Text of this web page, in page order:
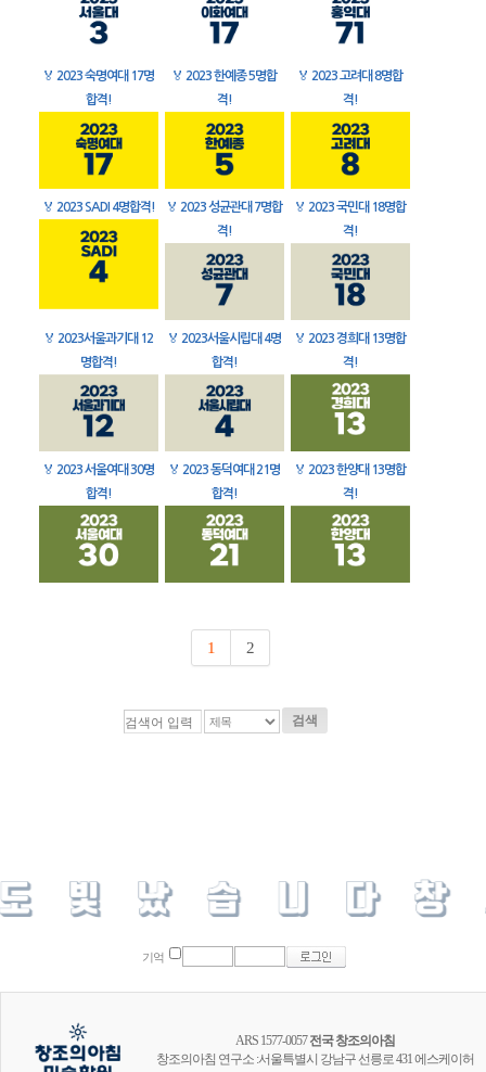
🏅 2023 숙명여대 17명
합격!
🏅 2023 한예종 5명합
격!
🏅 2023 고려대 8명합
격!
🏅 2023 SADI 4명합격! 🏅 2023 성균관대 7명합
격!
🏅 2023 국민대 18명합
격!
🏅 2023서울과기대 12
명합격!
🏅 2023서울시립대 4명
합격!
🏅 2023 경희대 13명합
격!
🏅 2023 서울여대 30명
합격!
🏅 2023 동덕여대 21명
합격!
🏅 2023 한양대 13명합
격!
1 2
검색
기억
ARS 1577-0057전국 창조의아침
창조의아침 연구소 :서울특별시 강남구 선릉로 431 에스케이허